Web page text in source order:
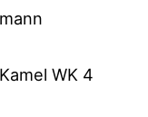
WK 4